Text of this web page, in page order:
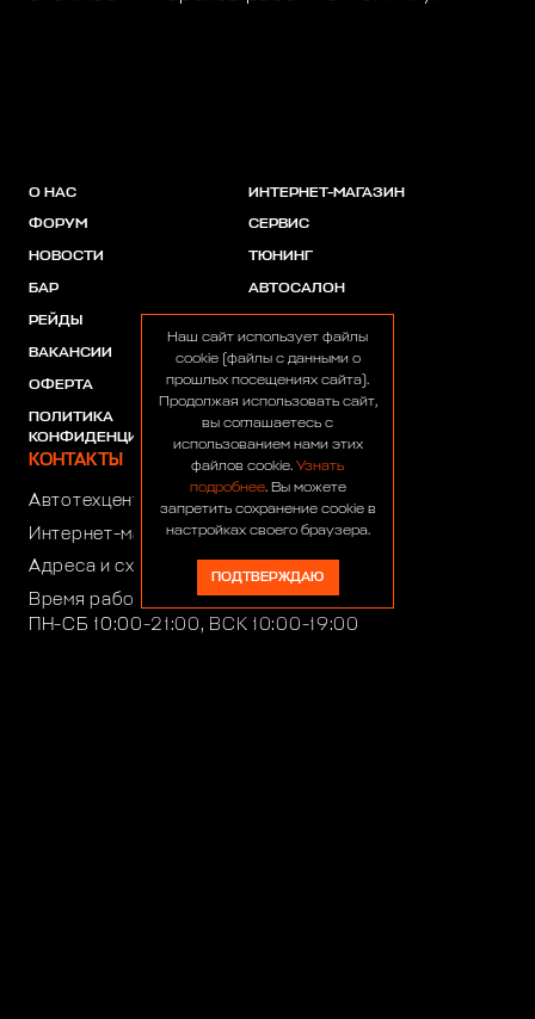
О НАС
ФОРУМ
НОВОСТИ
БАР
РЕЙДЫ
ВАКАНСИИ
ОФЕРТА
ПОЛИТИКА
КОНФИДЕНЦИАЛЬНОСТИ
ИНТЕРНЕТ-МАГАЗИН
СЕРВИС
ТЮНИНГ
АВТОСАЛОН
ПАРТНЕРЫ
КОНТАКТЫ
Автотехцентр:
Интернет-магазин:+7 (916) 922-44-44
Адреса и схемы проезда
Время работы автотехцентра:
ПН-СБ 10:00-21:00, ВСК 10:00-19:00
Наш сайт использует файлы
cookie (файлы с данными о
прошлых посещениях сайта).
Продолжая использовать сайт,
вы соглашаетесь с
использованием нами этих
файлов cookie. Узнать
подробнее. Вы можете
запретить сохранение cookie в
настройках своего браузера.
ПОДТВЕРЖДАЮ